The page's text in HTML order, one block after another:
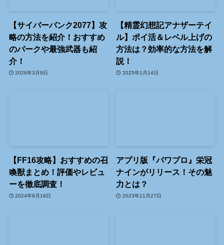
【サイバーパンク2077】攻
略の方法を紹介！おすすめ
のパークや最強武器も紹
介！
2026年3月9日
【精霊幻想記アナザーテイ
ル】ポイ活＆レベル上げの
方法は？効率的な方法を解
説！
2025年1月14日
【FF16攻略】おすすめの召
喚獣まとめ！評価やレビュ
ーを徹底調査！
2024年8月19日
アプリ版『パワプロ』栄冠
ナインがリリース！その魅
力とは？
2023年11月27日